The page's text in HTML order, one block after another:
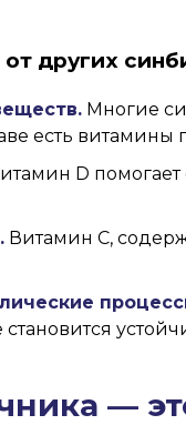
других
Многие
есть
D
Витамин C,
становится
—